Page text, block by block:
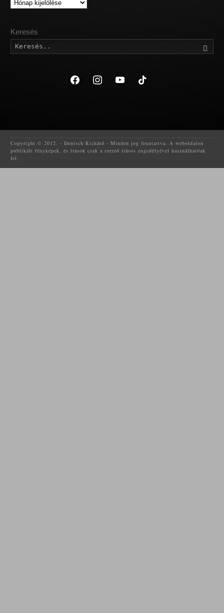
Keresés
facebook instagram youtube tiktok
Copyright © 2012. - Deutsch Richárd - Minden jog fenntartva. A weboldalon
publikált fényképek, és írások csak a szerző írásos engedélyével használhatóak
fel.